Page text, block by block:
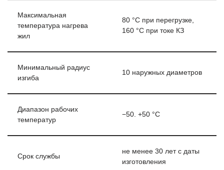
Максимальная
температура нагрева
жил
80 °C при перегрузке,
160 °C при токе КЗ
Минимальный радиус
изгиба
10 наружных диаметров
Диапазон рабочих
температур
−50. +50 °C
Срок службы
не менее 30 лет с даты
изготовления